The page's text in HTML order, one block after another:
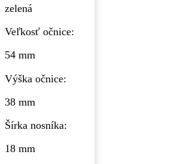
zelená
Veľkosť očnice:
54 mm
Výška očnice:
38 mm
Šírka nosníka:
18 mm